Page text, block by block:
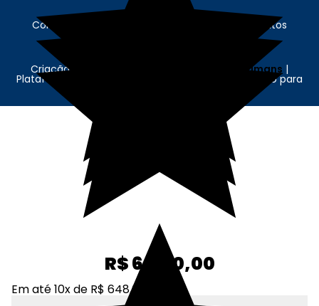
R$ 6.480,00
Em até 10x de R$ 648,00
Contábil Store - © Contábil Store. Todos os Direitos
Criação e Desenvolvimento Agência New Humans |
Plataforma - Tecnologia e Comunicação para